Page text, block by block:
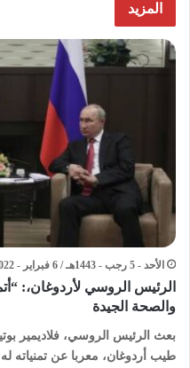
المزيد
الأحد - 5 رجب - 1443هـ / 6 فبراير - 2022م / 4:03 مساءً
الرئيس الروسي لأردوغان،:
والصحة الجيدة
بعث الرئيس الروسي، فلاديمير
طيب أردوغان، معربا عن تمنياته